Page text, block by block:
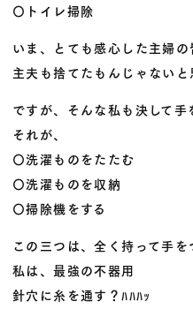
〇トイレ掃除
いま、とても感心した主婦の
主夫も捨てたもんじゃない
ですが、そんな私も決して手
それが、
〇洗濯ものをたたむ
〇洗濯ものを収納
〇掃除機をする
この三つは、全く持って手を
私は、最強の不器用
針穴に糸を通す？ﾊﾊﾊｯ